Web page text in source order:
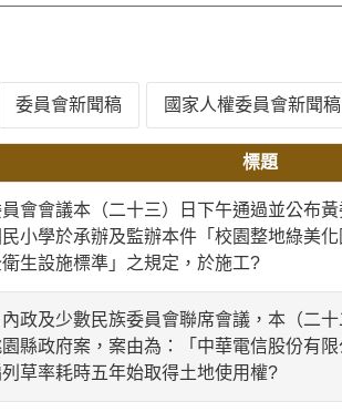
委員會新聞稿 國家人權委員會新聞稿
標題
會議本（二十三）日下午通過並公布黃
小學於承辦及監辦本件「校園整地綠美
生設施標準」之規定，於施工?
及少數民族委員會聯席會議，本（二十
縣政府案，案由為：「中華電信股份有
草率耗時五年始取得土地使用權?